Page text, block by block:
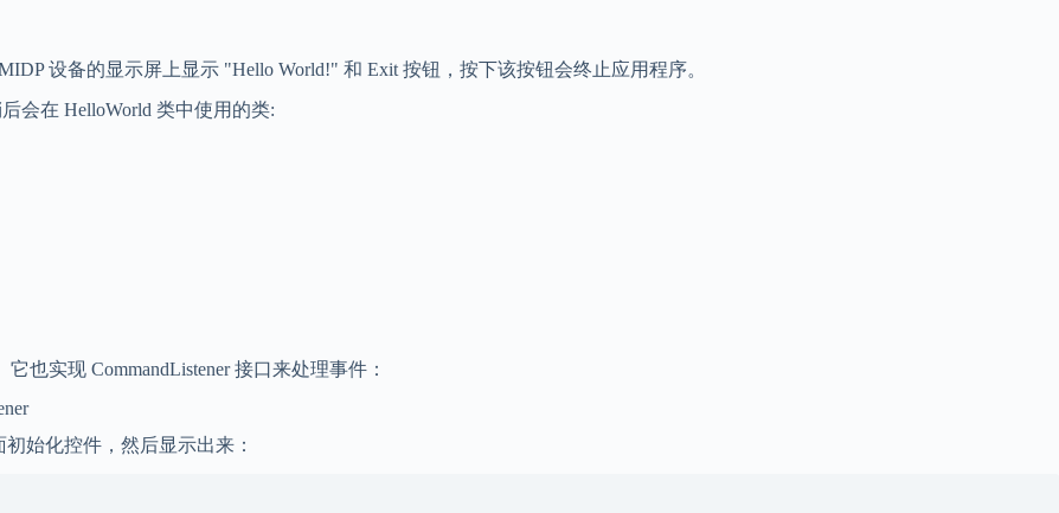
设备的显示屏上显示 "Hello World!" 和 Exit 按钮，按下该按钮会终止应用程序。
会在 HelloWorld 类中使用的类:
实现 CommandListener 接口来处理事件：
始化控件，然后显示出来：